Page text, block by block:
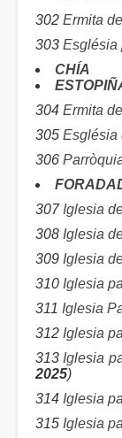
302 Ermita
303 Església
CHÍA
304 Ermita
305 Església
306
307 Iglesia
308 Iglesia
309 Iglesia
310 Iglesia
311 Iglesia
312 Iglesia
313 Iglesia
2025)
314 Iglesia
315 Iglesia